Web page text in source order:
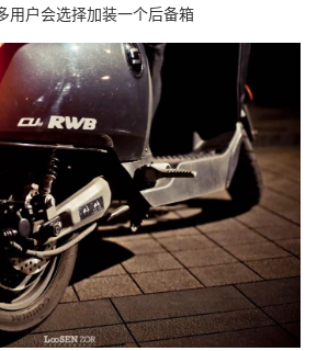
用户会选择加装一个后备箱